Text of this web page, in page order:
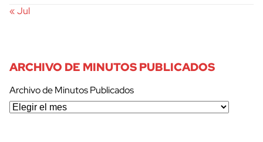
« Jul
ARCHIVO DE MINUTOS PUBLICADOS
Archivo de Minutos Publicados